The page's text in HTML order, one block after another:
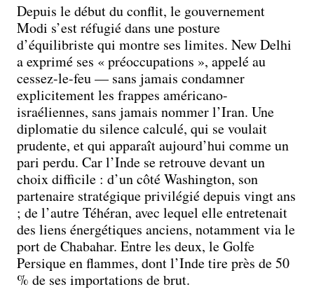
Depuis le début du conflit, le gouvernement
Modi s’est réfugié dans une posture
d’équilibriste qui montre ses limites. New Delhi
a exprimé ses « préoccupations », appelé au
cessez-le-feu — sans jamais condamner
explicitement les frappes américano-
israéliennes, sans jamais nommer l’Iran. Une
diplomatie du silence calculé, qui se voulait
prudente, et qui apparaît aujourd’hui comme un
pari perdu. Car l’Inde se retrouve devant un
choix difficile : d’un côté Washington, son
partenaire stratégique privilégié depuis vingt ans
; de l’autre Téhéran, avec lequel elle entretenait
des liens énergétiques anciens, notamment via le
port de Chabahar. Entre les deux, le Golfe
Persique en flammes, dont l’Inde tire près de 50
% de ses importations de brut.